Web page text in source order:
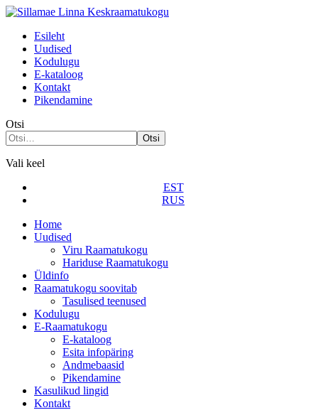
Esileht
Uudised
Kodulugu
Е-kataloog
Kontakt
Pikendamine
Otsi
Otsi
Vali keel
EST
RUS
Home
Uudised
Viru Raamatukogu
Hariduse Raamatukogu
Üldinfo
Raamatukogu soovitab
Tasulised teenused
Kodulugu
E-Raamatukogu
Е-kataloog
Esita infopäring
Andmebaasid
Pikendamine
Kasulikud lingid
Kontakt